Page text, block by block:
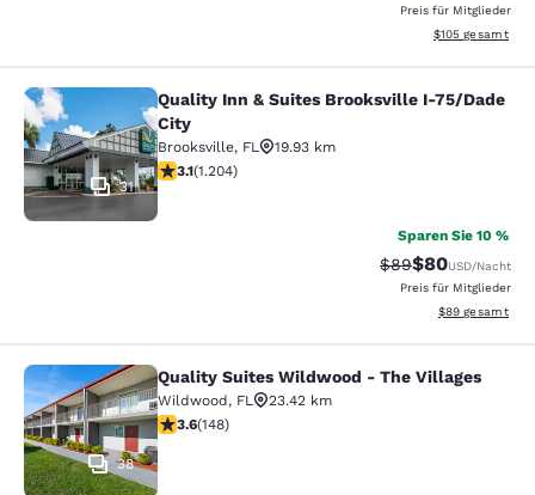
Preis für Mitglieder
Geschätzte
$105 gesamt
Quality Inn & Suites Brooksville I-
31
Quality Inn & Suites Brooksville I-75/Dade
City
Brooksville, FL
19.93 km
3.14-Sterne-Bewertung. Gut. 1204 Bewertungen
3.1(1.204)
Sparen Sie 10 %
Durchgestrichener
$89Vergünstigter
$80USD/Nacht
Preis für Mitglieder
Geschätzte
$89 gesamt
Quality Suites Wildwood - The
38
Quality Suites Wildwood - The Villages
Wildwood, FL
23.42 km
3.58-Sterne-Bewertung. Gut. 148 Bewertungen
3.6(148)